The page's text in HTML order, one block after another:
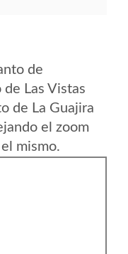
de
Las Vistas
de La Guajira
el zoom
mismo.